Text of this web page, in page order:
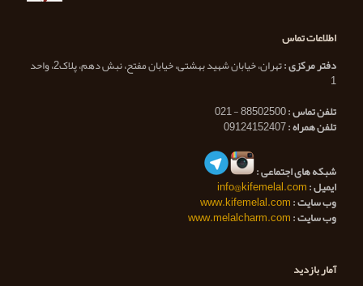
اطلاعات تماس
دفتر مرکزی :
تهران، خیابان شهید بهشتی، خیابان مفتح، نبش دهم، پلاک2، واحد
1
تلفن تماس :
تلفن همراه :
شبکه های اجتماعی :
ایمیل :info@kifemelal.com
وب سایت :www.kifemelal.com
وب سایت :www.melalcharm.com
آمار بازدید